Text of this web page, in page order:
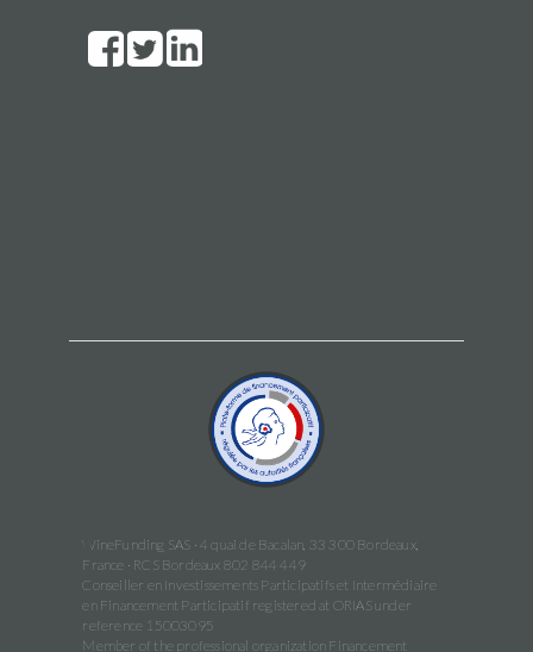
WineFunding SAS · 4 quai de Bacalan, 33 300 Bordeaux,
France · RCS Bordeaux 802 844 449
Conseiller en Investissements Participatifs et Intermédiaire
en Financement Participatif registered at ORIAS under
reference 15003095
Member of the professional organization Financement